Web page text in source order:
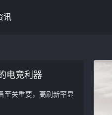
讯
电竞利器
至关重要，高刷新率显